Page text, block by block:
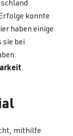
konnte
haben einige
sie bei
.
mithilfe